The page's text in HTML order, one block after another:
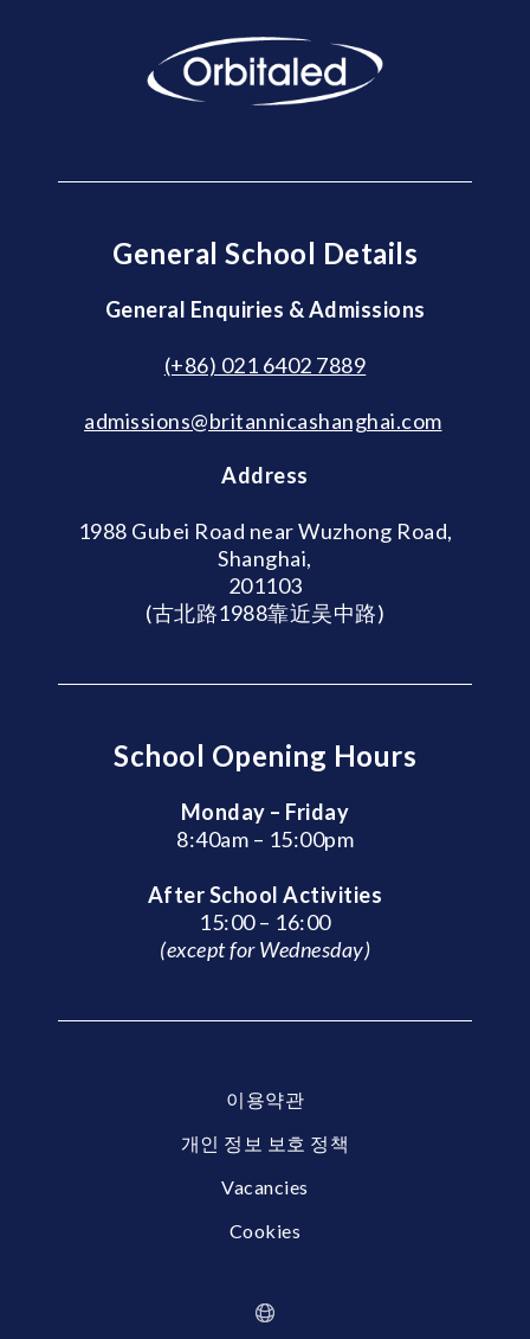
General School Details
General Enquiries & Admissions
(+86) 021 6402 7889
admissions@britannicashanghai.com
Address
1988 Gubei Road near Wuzhong Road,
Shanghai,
201103
(古北路1988靠近吴中路)
School Opening Hours
Monday – Friday
8:40am – 15:00pm
After School Activities
15:00 – 16:00
(except for Wednesday)
이용약관
개인 정보 보호 정책
Vacancies
Cookies